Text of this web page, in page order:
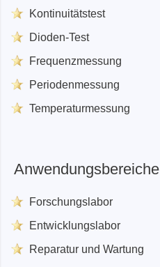
Kontinuitätstest
Dioden-Test
Frequenzmessung
Periodenmessung
Temperaturmessung
Anwendungsbereiche
Forschungslabor
Entwicklungslabor
Reparatur und Wartung